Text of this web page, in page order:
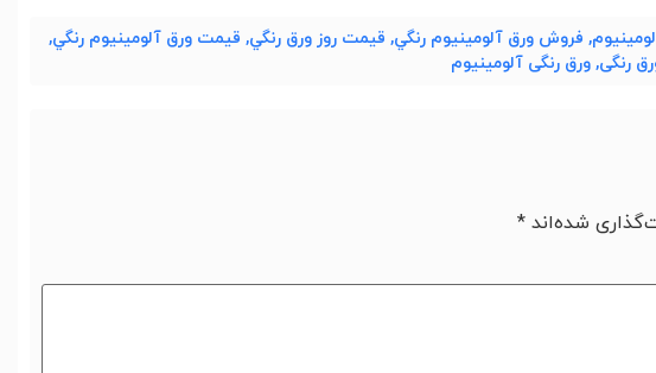
, فروش ورق آلومینیوم رنگي, قیمت روز ورق رنگي, قیمت ورق آلومینیوم رنگي,
رنگی, ورق رنگی آلومینیوم
شده‌اند *